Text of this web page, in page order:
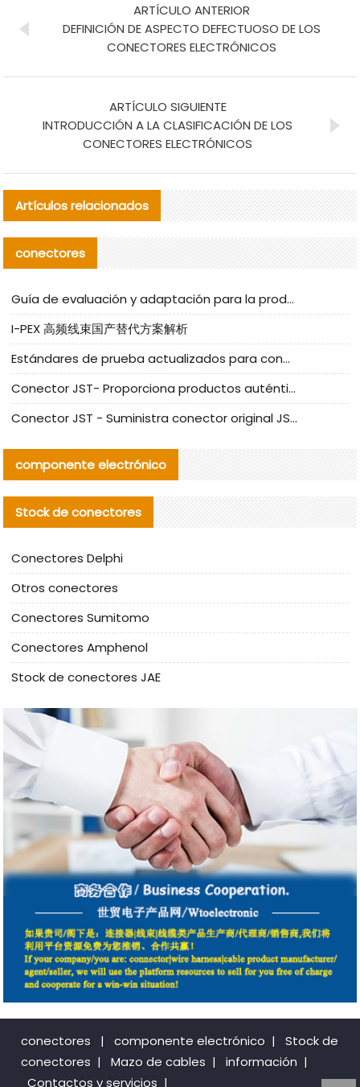
ARTÍCULO ANTERIOR
DEFINICIÓN DE ASPECTO DEFECTUOSO DE LOS
CONECTORES ELECTRÓNICOS
ARTÍCULO SIGUIENTE
INTRODUCCIÓN A LA CLASIFICACIÓN DE LOS
CONECTORES ELECTRÓNICOS
Artículos relacionados
conectores
Guía de evaluación y adaptación para la producción en serie de componentes de cables nacionales para CNC Tech
I-PEX 高频线束国产替代方案解析
Estándares de prueba actualizados para conectores nacionales bajo la referencia de CLIFF
Conector JST- Proporciona productos auténticos y alternativos del conector JST NSHR-02V-S
Conector JST - Suministra conector original JST GHR-09V-S | productos alternativos
componente electrónico
Stock de conectores
Conectores Delphi
Otros conectores
Conectores Sumitomo
Conectores Amphenol
Stock de conectores JAE
conectores | componente electrónico |
Stock de
conectores | Mazo de cables | información |
Contactos y servicios |